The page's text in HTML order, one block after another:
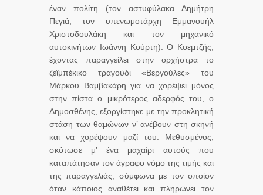
έναν πολίτη (τον αστυφύλακα Δημήτρη
Πεγιά, τον υπενωμοτάρχη Εμμανουήλ
Χριστοδουλάκη και τον μηχανικό
αυτοκινήτων Ιωάννη Κούρτη). Ο Κοεμτζής,
έχοντας παραγγείλει στην ορχήστρα το
ζεϊμπέκικο τραγούδι «Βεργούλες» του
Μάρκου Βαμβακάρη για να χορέψει μόνος
στην πίστα ο μικρότερος αδερφός του, ο
Δημοσθένης, εξοργίστηκε με την προκλητική
στάση των θαμώνων ν’ ανέβουν στη σκηνή
και να χορέψουν μαζί του. Μεθυσμένος,
σκότωσε μ’ ένα μαχαίρι αυτούς που
καταπάτησαν τον άγραφο νόμο της τιμής και
της παραγγελιάς, σύμφωνα με τον οποίον
όταν κάποιος αναθέτει και πληρώνει τον